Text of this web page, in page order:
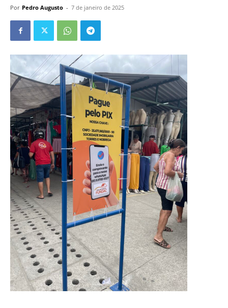
Por Pedro Augusto - 7 de janeiro de 2025